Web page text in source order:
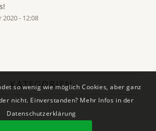
2020 - 12:08
KATEGORIEN
so wenig wie möglich Cookies, aber ganz
nicht. Einverstanden? Mehr Infos in der
Datenschutzerklärung